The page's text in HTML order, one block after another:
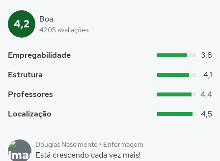
4,2 Boa
4205 avaliações
Empregabilidade
3,8
Estrutura
4,1
Professores
4,4
Localização
4,5
Douglas Nascimento • Enfermagem
Está crescendo cada vez mais!